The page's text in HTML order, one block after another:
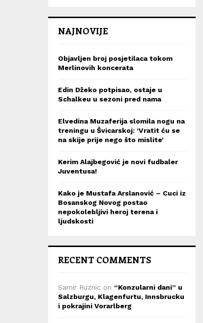
NAJNOVIJE
Objavljen broj posjetilaca tokom
Merlinovih koncerata
Edin Džeko potpisao, ostaje u
Schalkeu u sezoni pred nama
Elvedina Muzaferija slomila nogu na
treningu u Švicarskoj: ‘Vratit ću se
na skije prije nego što mislite’
Kerim Alajbegović je novi fudbaler
Juventusa!
Kako je Mustafa Arslanović – Cuci iz
Bosanskog Novog postao
nepokolebljivi heroj terena i
ljudskosti
RECENT COMMENTS
Samir Ruznic on “Konzularni dani” u
Salzburgu, Klagenfurtu, Innsbrucku
i pokrajini Vorarlberg